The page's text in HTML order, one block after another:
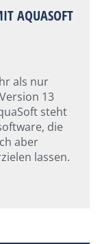
AQUASOFT
als nur
13
steht
die
aber
lassen.